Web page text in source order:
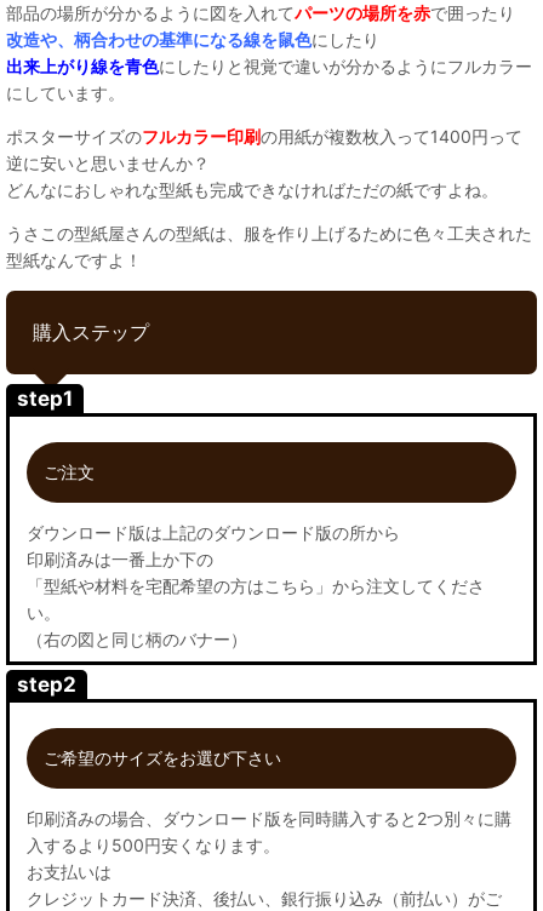
部品の場所が分かるように図を入れてパーツの場所を赤で囲ったり
改造や、柄合わせの基準になる線を鼠色にしたり
出来上がり線を青色にしたりと視覚で違いが分かるようにフルカラー
にしています。
ポスターサイズのフルカラー印刷の用紙が複数枚入って1400円って
逆に安いと思いませんか？
どんなにおしゃれな型紙も完成できなければただの紙ですよね。
うさこの型紙屋さんの型紙は、服を作り上げるために色々工夫された
型紙なんですよ！
購入ステップ
step1
ご注文
ダウンロード版は上記のダウンロード版の所から
印刷済みは一番上か下の
「型紙や材料を宅配希望の方はこちら」から注文してくださ
い。
（右の図と同じ柄のバナー）
step2
ご希望のサイズをお選び下さい
印刷済みの場合、ダウンロード版を同時購入すると2つ別々に購
入するより500円安くなります。
お支払いは
クレジットカード決済、後払い、銀行振り込み（前払い）がご